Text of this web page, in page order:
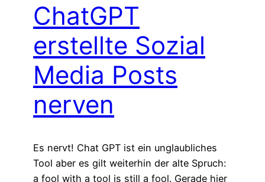
ChatGPT
erstellte Sozial
Media Posts
nerven
Es nervt! Chat GPT ist ein unglaubliches
Tool aber es gilt weiterhin der alte Spruch:
a fool with a tool is still a fool. Gerade hier